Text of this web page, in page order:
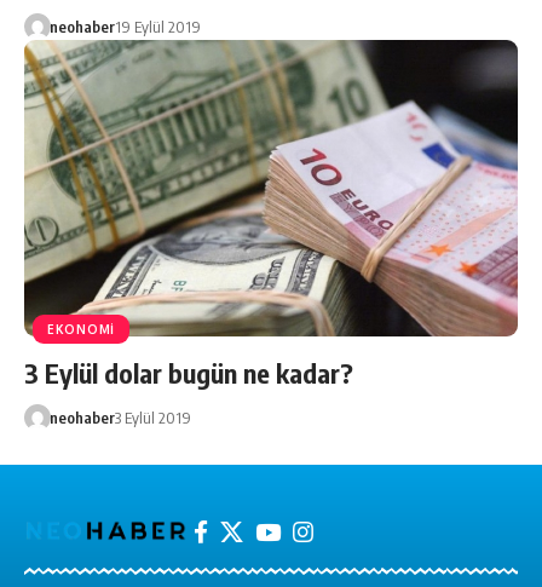
neohaber19 Eylül 2019
EKONOMİ
3 Eylül dolar bugün ne kadar?
neohaber3 Eylül 2019